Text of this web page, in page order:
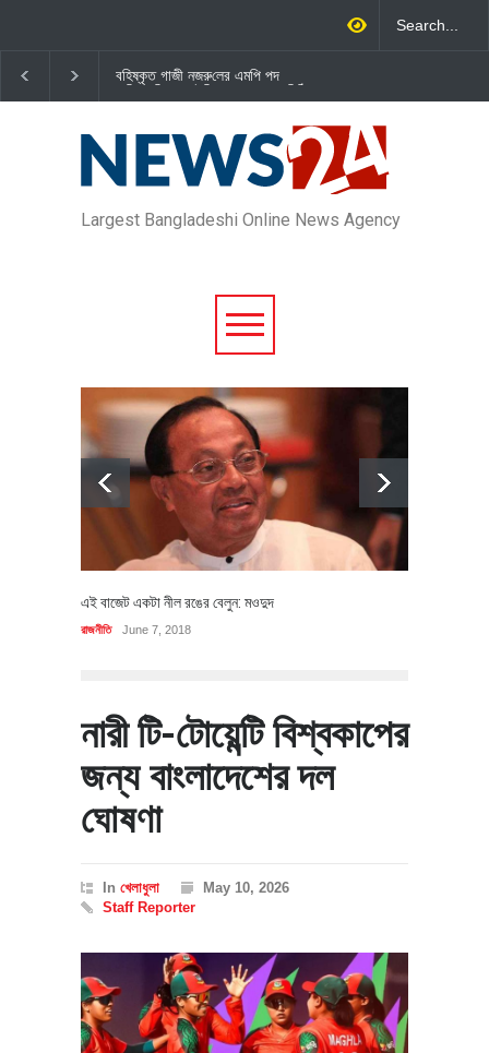
বহিষ্কৃত গাজী নজরু‌লের এম‌পি পদ
বা‌তি‌লে স্পিকার-ইসিকে জামায়া‌তের চি‌ঠি
Largest Bangladeshi Online News Agency
এই বাজেট একটা নীল রঙের বেলুন: মওদুদ
রাজনীতি June 7, 2018
নারী টি-টোয়েন্টি বিশ্বকাপের
জন্য বাংলাদেশের দল
ঘোষণা
In খেলাধুলা
May 10, 2026
Staff Reporter